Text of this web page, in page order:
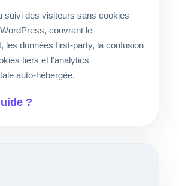
suivi des visiteurs sans cookies
couvrant le
les données first-party, la confusion
tiers et l’analytics
auto-hébergée.
?